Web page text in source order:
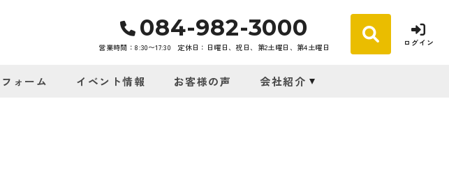
084-982-3000
営業時間：8:30〜17:30 定休日：日曜日、祝日、第2土曜日、第4土曜日 ログイン
ォーム イベント情報 お客様の声 会社紹介